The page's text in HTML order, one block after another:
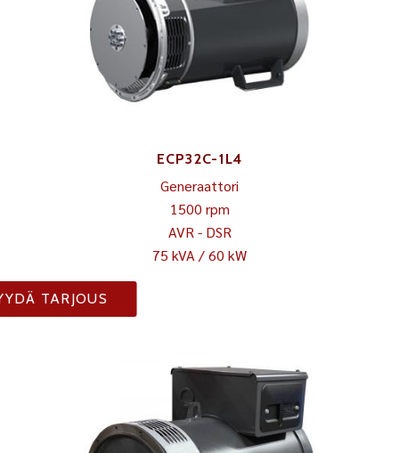
ECP32C-1L4
Generaattori
1500 rpm
AVR - DSR
75 kVA / 60 kW
TARJOUS